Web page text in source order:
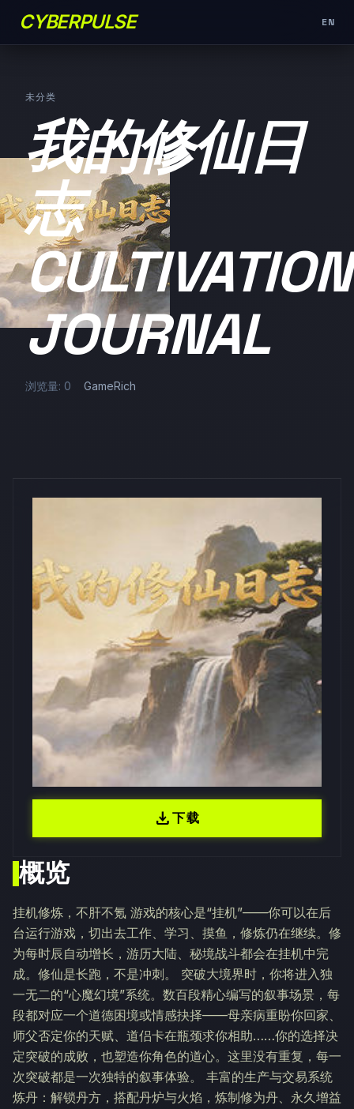
CYBERPULSE EN
未分类
我的修仙日
志
CULTIVATION
JOURNAL
浏览量: 0 GameRich
概览
挂机修炼，不肝不氪 游戏的核心是“挂机”——你可以在后
台运行游戏，切出去工作、学习、摸鱼，修炼仍在继续。修
为每时辰自动增长，游历大陆、秘境战斗都会在挂机中完
成。修仙是长跑，不是冲刺。 突破大境界时，你将进入独
一无二的“心魔幻境”系统。数百段精心编写的叙事场景，每
段都对应一个道德困境或情感抉择——母亲病重盼你回家、
师父否定你的天赋、道侣卡在瓶颈求你相助……你的选择决
定突破的成败，也塑造你角色的道心。这里没有重复，每一
次突破都是一次独特的叙事体验。 丰富的生产与交易系统
炼丹：解锁丹方，搭配丹炉与火焰，炼制修为丹、永久增益
download下载